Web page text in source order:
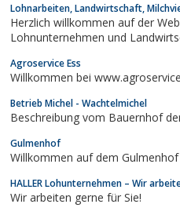
Lohnarbeiten, Landwirtschaft,
Herzlich willkommen auf der
Lohnunternehmen und
Agroservice Ess
Willkommen bei
Betrieb Michel - Wachtelmichel
Beschreibung vom Bauernhof
Gulmenhof
Willkommen auf dem Gulmenhof
HALLER Lohunternehmen – Wir
Wir arbeiten gerne für Sie!